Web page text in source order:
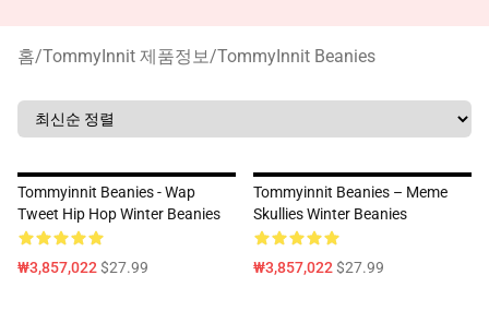
홈/TommyInnit 제품정보/TommyInnit Beanies
Tommyinnit Beanies - Wap
Tweet Hip Hop Winter Beanies
₩3,857,022$27.99
Tommyinnit Beanies – Meme
Skullies Winter Beanies
₩3,857,022$27.99